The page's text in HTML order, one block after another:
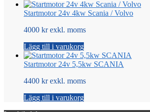
Startmotor 24v 4kw Scania / Volvo
4000 kr exkl. moms
Lägg till i varukorg
Startmotor 24v 5,5kw SCANIA
4400 kr exkl. moms
Lägg till i varukorg